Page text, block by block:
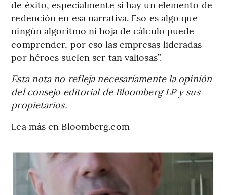
de éxito, especialmente si hay un elemento de
redención en esa narrativa. Eso es algo que
ningún algoritmo ni hoja de cálculo puede
comprender, por eso las empresas lideradas
por héroes suelen ser tan valiosas”.
Esta nota no refleja necesariamente la opinión
del consejo editorial de Bloomberg LP y sus
propietarios.
Lea más en Bloomberg.com